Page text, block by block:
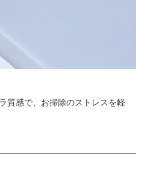
質感で、お掃除のストレスを軽